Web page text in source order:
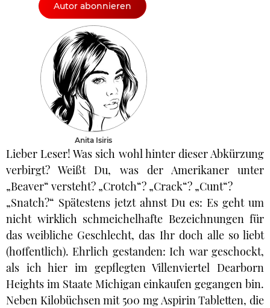
Autor abonnieren
Anita Isiris
Lieber Leser! Was sich wohl hinter dieser Abkürzung
verbirgt? Weißt Du, was der Amerikaner unter
„Beaver“ versteht? „Crotch“? „Crack“? „Cunt“?
„Snatch?“ Spätestens jetzt ahnst Du es: Es geht um
nicht wirklich schmeichelhafte Bezeichnungen für
das weibliche Geschlecht, das Ihr doch alle so liebt
(hoffentlich). Ehrlich gestanden: Ich war geschockt,
als ich hier im gepflegten Villenviertel Dearborn
Heights im Staate Michigan einkaufen gegangen bin.
Neben Kilobüchsen mit 500 mg Aspirin Tabletten, die